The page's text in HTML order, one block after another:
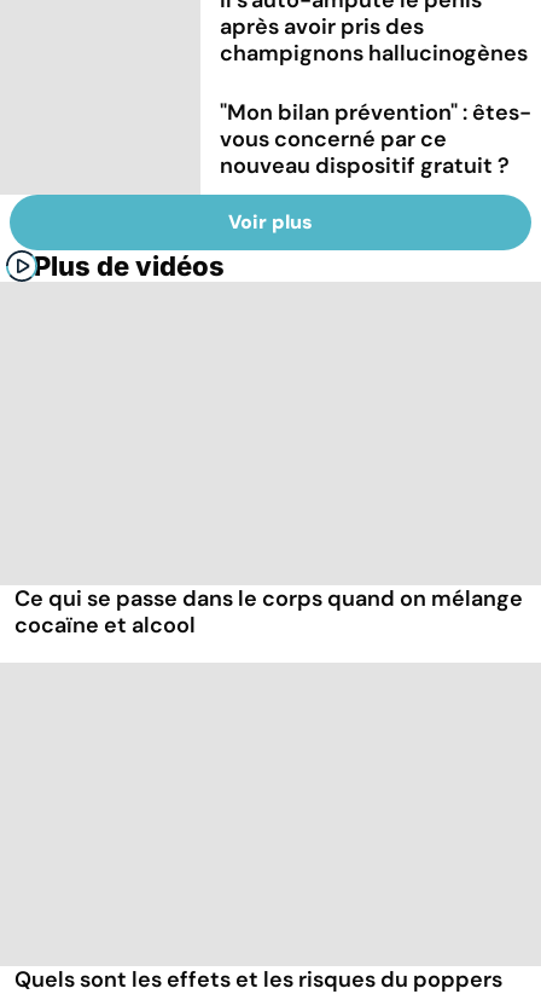
après avoir pris des
champignons hallucinogènes
"Mon bilan prévention" : êtes-
vous concerné par ce
nouveau dispositif gratuit ?
Voir plus
Plus de vidéos
Ce qui se passe dans le corps quand on mélange
cocaïne et alcool
Quels sont les effets et les risques du poppers